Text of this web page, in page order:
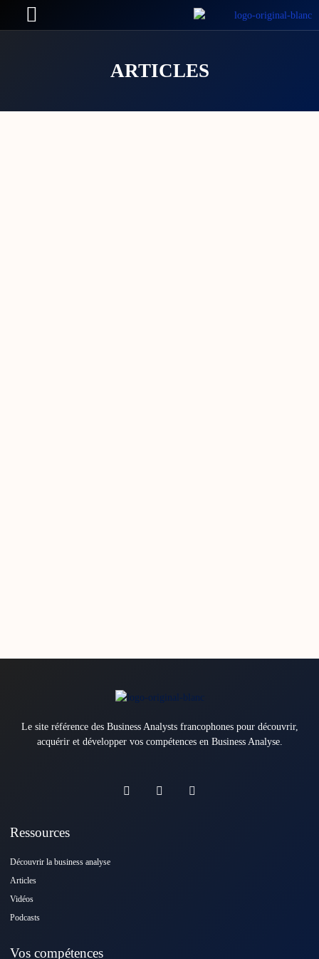
ARTICLES
Le site référence des Business Analysts francophones pour découvrir,
acquérir et développer vos compétences en Business Analyse.
Ressources
Découvrir la business analyse
Articles
Vidéos
Podcasts
Vos compétences